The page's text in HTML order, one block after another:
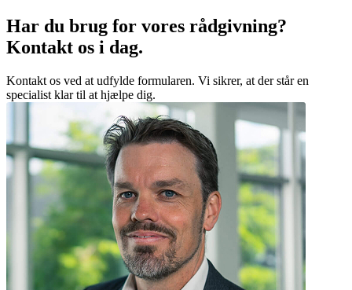
Har du brug for vores rådgivning?
Kontakt os i dag.
Kontakt os ved at udfylde formularen. Vi sikrer, at der står en
specialist klar til at hjælpe dig.